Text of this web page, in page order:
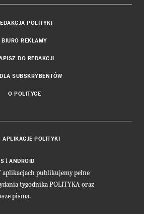
POLITYKI
BIURO REKLAMY
DO REDAKCJI
SUBSKRYBENTÓW
O POLITYCE
APLIKACJE POLITYKI
i ANDROID
aplikacjach publikujemy pełne
tygodnika POLITYKA oraz
pisma.